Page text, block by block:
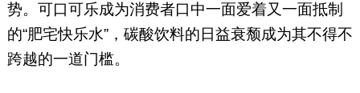
势。可口可乐成为消费者口中一面爱着又一面抵制
的“肥宅快乐水”，碳酸饮料的日益衰颓成为其不得不
跨越的一道门槛。